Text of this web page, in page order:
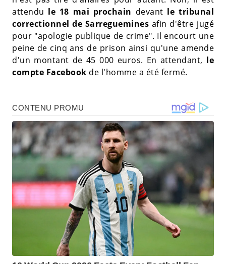
attendu le 18 mai prochain devant le tribunal
correctionnel de Sarreguemines afin d'être jugé
pour "apologie publique de crime". Il encourt une
peine de cinq ans de prison ainsi qu'une amende
d'un montant de 45 000 euros. En attendant, le
compte Facebook de l'homme a été fermé.